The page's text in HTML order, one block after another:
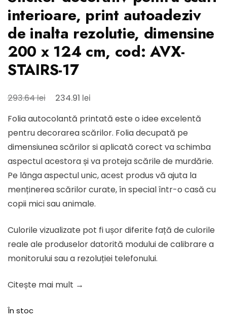
interioare, print autoadeziv
de inalta rezolutie, dimensine
200 x 124 cm, cod: AVX-
STAIRS-17
293.64lei
Prețul
a
fost:
293.64 lei.
234.91 lei
este:
234.91 lei.
Folia autocolantă printată este o idee excelentă
pentru decorarea scărilor. Folia decupată pe
dimensiunea scărilor si aplicată corect va schimba
aspectul acestora și va proteja scările de murdărie.
Pe lânga aspectul unic, acest produs vă ajuta la
menținerea scărilor curate, în special într-o casă cu
copii mici sau animale.
Culorile vizualizate pot fi ușor diferite față de culorile
reale ale produselor datorită modului de calibrare a
monitorului sau a rezoluției telefonului.
Citește mai mult →
În stoc